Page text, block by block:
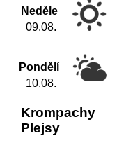
Neděle
09.08.
Pondělí
10.08.
Krompachy
Plejsy